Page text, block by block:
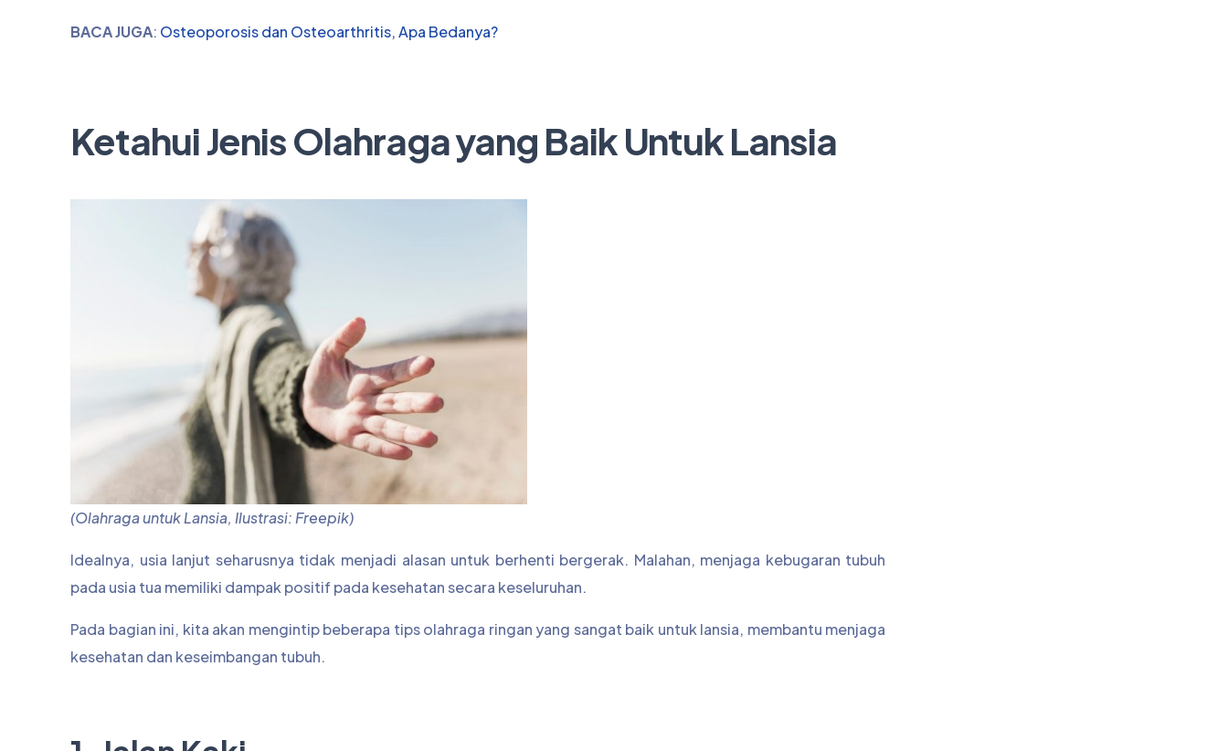
BACA JUGA: Osteoporosis dan Osteoarthritis, Apa Bedanya?
Ketahui Jenis Olahraga yang Baik Untuk Lansia
(Olahraga untuk Lansia, Ilustrasi: Freepik)
Idealnya, usia lanjut seharusnya tidak menjadi alasan untuk berhenti bergerak. Malahan, menjaga kebugaran tubuh
pada usia tua memiliki dampak positif pada kesehatan secara keseluruhan.
Pada bagian ini, kita akan mengintip beberapa tips olahraga ringan yang sangat baik untuk lansia, membantu menjaga
kesehatan dan keseimbangan tubuh.